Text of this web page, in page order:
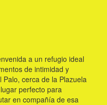
a un refugio ideal
de intimidad y
cerca de la Plazuela
perfecto para
en compañía de esa